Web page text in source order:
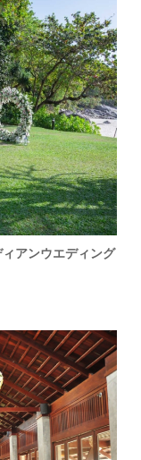
アンウエディング